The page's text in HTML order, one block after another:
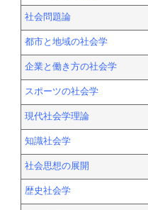
社会問題論
都市と地域の社会学
企業と働き方の社会学
スポーツの社会学
現代社会学理論
知識社会学
社会思想の展開
歴史社会学